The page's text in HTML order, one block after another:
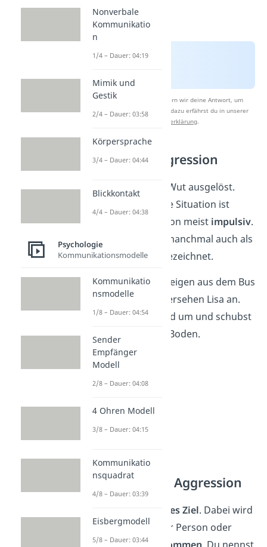
Nach Beantwortung speichern wir deine Antwort, um
Studyflix zu verbessern. Mehr dazu erfährst du in unserer
Datenschutzerklärung.
Feindselige Aggression
… wird meist durch Wut ausgelöst.
auf eine Situation ist
feindselige Aggression meist impulsiv.
Deswegen wird sie manchmal auch als
heiße Aggression
bezeichnet.
Beispiel:Beim Aussteigen aus dem Bus
rempelt Peter aus Versehen Lisa an.
Sie dreht sich wütend um und schubst
Peter absichtlich zu Boden.
Instrumentelle Aggression
höheresZiel. Dabei wird
die Schädigung einer Person oder
Nonverbale
Kommunikatio
n
1/4 – Dauer: 04:19
Mimik und
Gestik
2/4 – Dauer: 03:58
Körpersprache
3/4 – Dauer: 04:44
Blickkontakt
4/4 – Dauer: 04:38
Psychologie
Kommunikationsmodelle
Kommunikatio
nsmodelle
1/8 – Dauer: 04:54
Sender
Empfänger
Modell
2/8 – Dauer: 04:08
4 Ohren Modell
3/8 – Dauer: 04:15
Kommunikatio
nsquadrat
4/8 – Dauer: 03:39
Eisbergmodell
5/8 – Dauer: 03:44